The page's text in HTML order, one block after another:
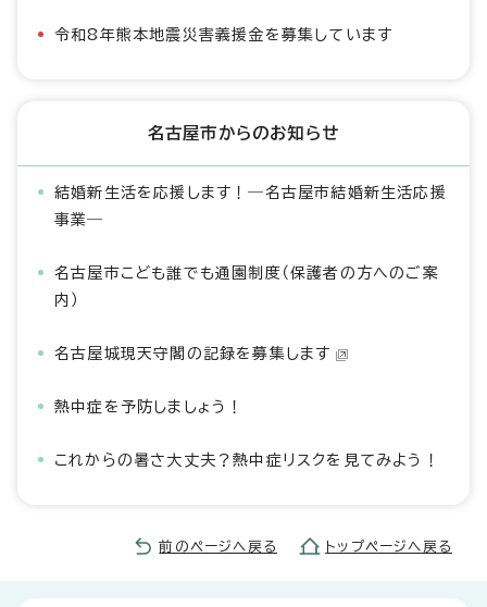
令和8年熊本地震災害義援金を募集しています
名古屋市からのお知らせ
結婚新生活を応援します！―名古屋市結婚新生活応援
事業―
名古屋市こども誰でも通園制度（保護者の方へのご案
内）
名古屋城現天守閣の記録を募集します
熱中症を予防しましょう！
これからの暑さ大丈夫？熱中症リスクを見てみよう！
前のページへ戻る トップページへ戻る